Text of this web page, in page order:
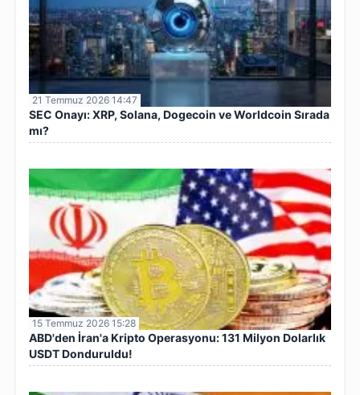
21 Temmuz 2026 14:47
SEC Onayı: XRP, Solana, Dogecoin ve Worldcoin Sırada
mı?
15 Temmuz 2026 15:28
ABD'den İran'a Kripto Operasyonu: 131 Milyon Dolarlık
USDT Donduruldu!